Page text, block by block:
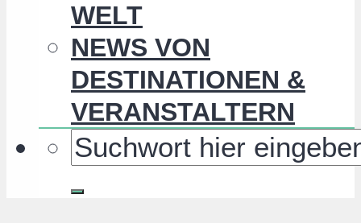
WELT
NEWS VON
DESTINATIONEN &
VERANSTALTERN